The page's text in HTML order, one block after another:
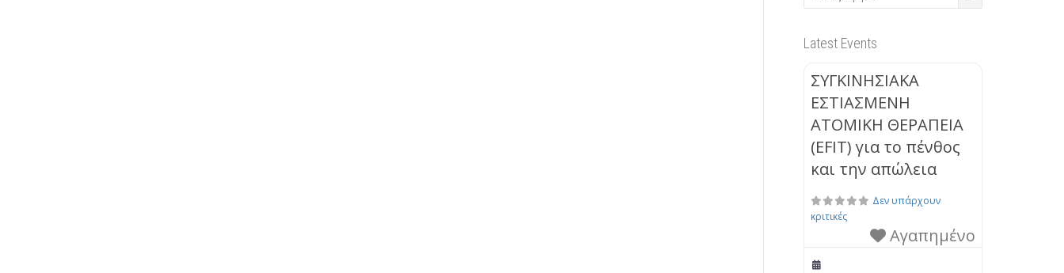
Latest Events
ΣΥΓΚΙΝΗΣΙΑΚΑ
ΕΣΤΙΑΣΜΕΝΗ
ΑΤΟΜΙΚΗ ΘΕΡΑΠΕΙΑ
(EFIT) για το πένθος
και την απώλεια
Δεν υπάρχουν
κριτικές
Αγαπημένο